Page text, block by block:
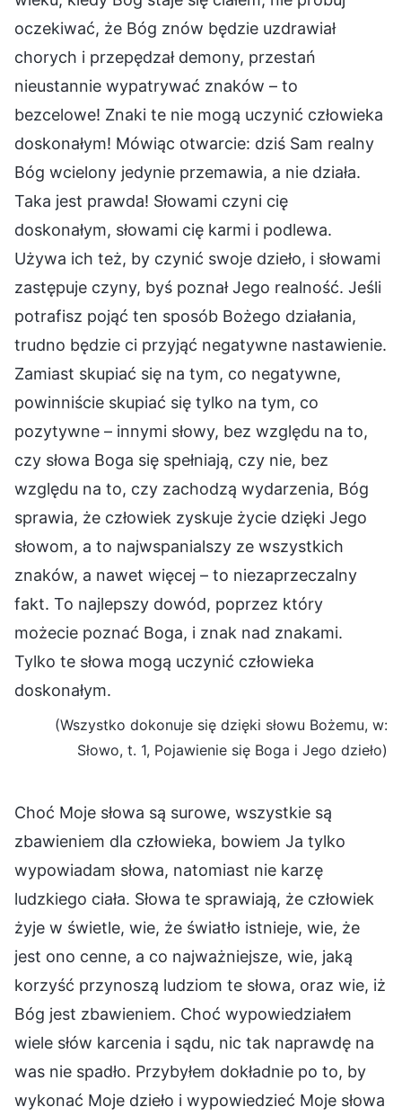
oczekiwać, że Bóg znów będzie uzdrawiał
chorych i przepędzał demony, przestań
nieustannie wypatrywać znaków – to
bezcelowe! Znaki te nie mogą uczynić człowieka
doskonałym! Mówiąc otwarcie: dziś Sam realny
Bóg wcielony jedynie przemawia, a nie działa.
Taka jest prawda! Słowami czyni cię
doskonałym, słowami cię karmi i podlewa.
Używa ich też, by czynić swoje dzieło, i słowami
zastępuje czyny, byś poznał Jego realność. Jeśli
potrafisz pojąć ten sposób Bożego działania,
trudno będzie ci przyjąć negatywne nastawienie.
Zamiast skupiać się na tym, co negatywne,
powinniście skupiać się tylko na tym, co
pozytywne – innymi słowy, bez względu na to,
czy słowa Boga się spełniają, czy nie, bez
względu na to, czy zachodzą wydarzenia, Bóg
sprawia, że człowiek zyskuje życie dzięki Jego
słowom, a to najwspanialszy ze wszystkich
znaków, a nawet więcej – to niezaprzeczalny
fakt. To najlepszy dowód, poprzez który
możecie poznać Boga, i znak nad znakami.
Tylko te słowa mogą uczynić człowieka
doskonałym.
(Wszystko dokonuje się dzięki słowu Bożemu, w:
Słowo, t. 1, Pojawienie się Boga i Jego dzieło)
Choć Moje słowa są surowe, wszystkie są
zbawieniem dla człowieka, bowiem Ja tylko
wypowiadam słowa, natomiast nie karzę
ludzkiego ciała. Słowa te sprawiają, że człowiek
żyje w świetle, wie, że światło istnieje, wie, że
jest ono cenne, a co najważniejsze, wie, jaką
korzyść przynoszą ludziom te słowa, oraz wie, iż
Bóg jest zbawieniem. Choć wypowiedziałem
wiele słów karcenia i sądu, nic tak naprawdę na
was nie spadło. Przybyłem dokładnie po to, by
wykonać Moje dzieło i wypowiedzieć Moje słowa